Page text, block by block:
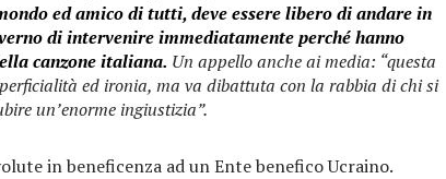
ed amico di tutti, deve essere libero di andare in
di intervenire immediatamente perché hanno
canzone italiana. Un appello anche ai media: “questa
ed ironia, ma va dibattuta con la rabbia di chi si
un’enorme ingiustizia”.
in beneficenza ad un Ente benefico Ucraino.